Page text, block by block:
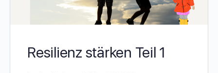
Resilienz stärken Teil 1